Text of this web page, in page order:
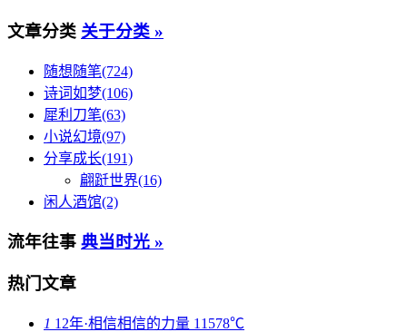
文章分类 关于分类 »
随想随笔(724)
诗词如梦(106)
犀利刀笔(63)
小说幻境(97)
分享成长(191)
翩跹世界(16)
闲人酒馆(2)
流年往事 典当时光 »
热门文章
1 12年·相信相信的力量 11578℃